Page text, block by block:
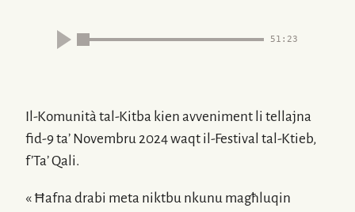
51:23
Il-Komunitàtal-Kitba kien avveniment li tellajna
fid-9ta’ Novembru 2024 waqt il-Festival tal-Ktieb,
f’Ta’ Qali.
« Ħafna drabi meta niktbu nkunu magħluqin